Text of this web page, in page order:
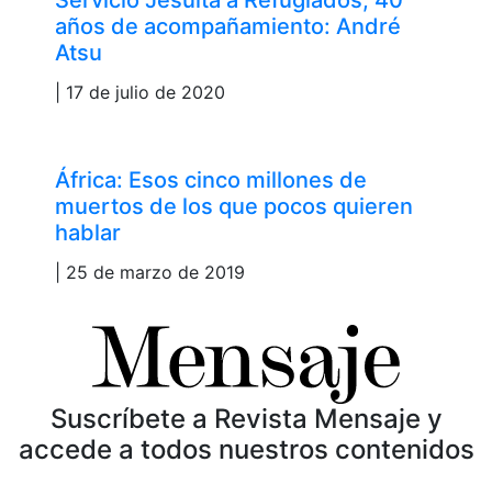
años de acompañamiento: André
Atsu
| 17 de julio de 2020
África: Esos cinco millones de
muertos de los que pocos quieren
hablar
| 25 de marzo de 2019
Suscríbete a Revista Mensaje y
accede a todos nuestros contenidos